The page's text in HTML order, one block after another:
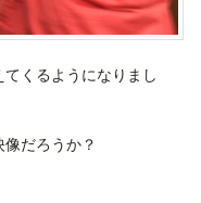
くるようになりまし
だろうか？